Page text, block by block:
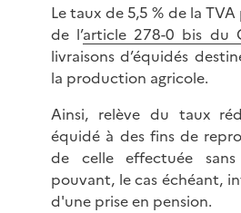
Le taux de 5,5 % de la
de l’article 278-0 bis du
livraisons d’équidés
la production agricole.
Ainsi, relève du taux
équidé à des fins de
de celle effectuée
pouvant, le cas échéant,
d'une prise en pension.